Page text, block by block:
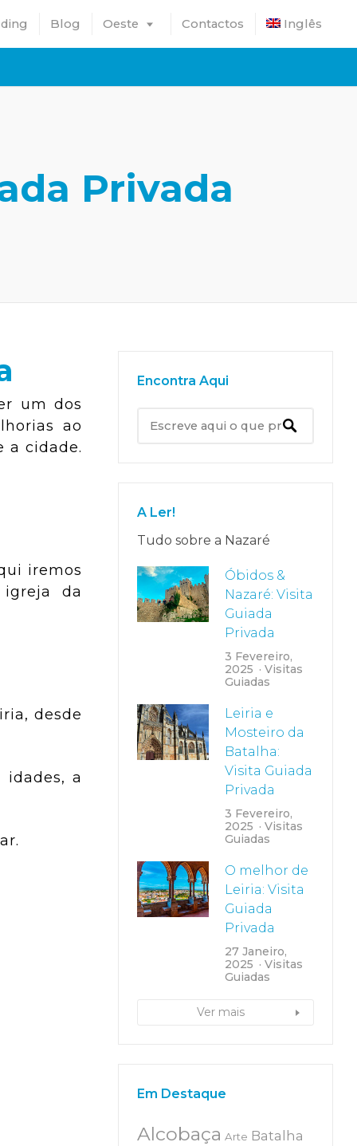
Blog Oeste Contactos Inglês
Privada
um dos
ao
a cidade.
iremos
da
desde
a
Encontra Aqui
A Ler!
Tudo sobre a Nazaré
Óbidos &
Nazaré: Visita
Guiada
Privada
3 Fevereiro,
2025
Visitas
Guiadas
Leiria e
Mosteiro da
Batalha:
Visita Guiada
Privada
3 Fevereiro,
2025
Visitas
Guiadas
O melhor de
Leiria: Visita
Guiada
Privada
27 Janeiro,
2025
Visitas
Guiadas
Ver mais
Em Destaque
Alcobaça Arte Batalha